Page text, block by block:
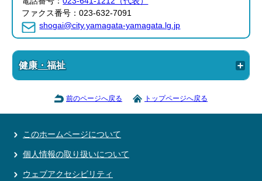
ファクス番号：023-632-7091
shogai@city.yamagata-yamagata.lg.jp
健康・福祉
前のページへ戻る トップページへ戻る
このホームページについて
個人情報の取り扱いについて
ウェブアクセシビリティ